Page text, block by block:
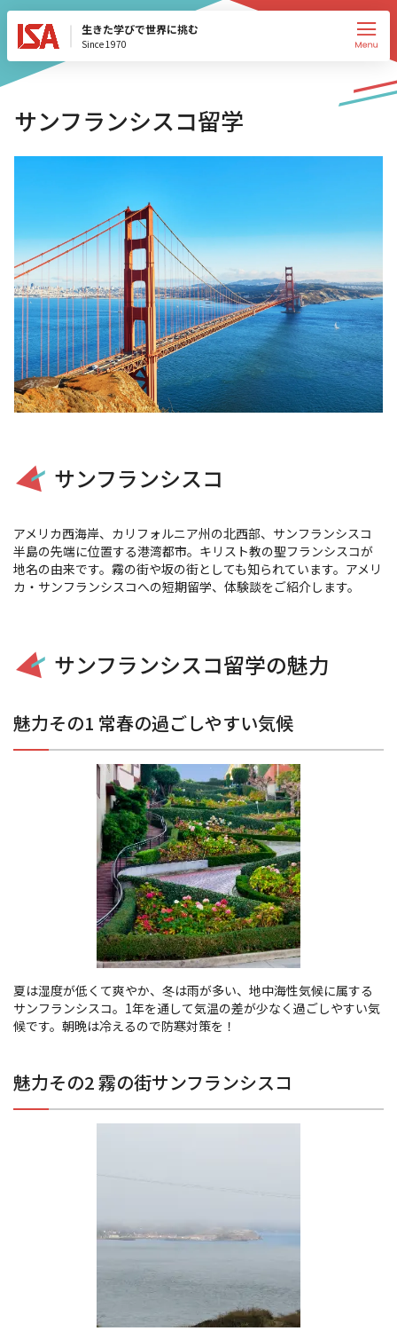
生きた学びで世界に挑む
Since 1970
サンフランシスコ留学
サンフランシスコ
アメリカ西海岸、カリフォルニア州の北西部、サンフランシスコ
半島の先端に位置する港湾都市。キリスト教の聖フランシスコが
地名の由来です。霧の街や坂の街としても知られています。アメリ
カ・サンフランシスコへの短期留学、体験談をご紹介します。
サンフランシスコ留学の魅力
魅力その1 常春の過ごしやすい気候
夏は湿度が低くて爽やか、冬は雨が多い、地中海性気候に属する
サンフランシスコ。1年を通して気温の差が少なく過ごしやすい気
候です。朝晩は冷えるので防寒対策を！
魅力その2 霧の街サンフランシスコ